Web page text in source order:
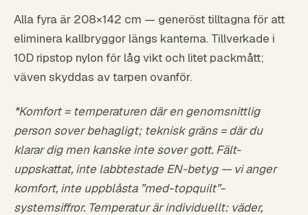
Alla fyra är 208×142 cm — generöst tilltagna för att
eliminera kallbryggor längs kanterna. Tillverkade i
10D ripstop nylon för låg vikt och litet packmått;
väven skyddas av tarpen ovanför.
*Komfort = temperaturen där en genomsnittlig
person sover behagligt; teknisk gräns = där du
klarar dig men kanske inte sover gott. Fält-
uppskattat, inte labbtestade EN-betyg — vi anger
komfort, inte uppblåsta ”med-topquilt”-
systemsiffror. Temperatur är individuellt: väder,